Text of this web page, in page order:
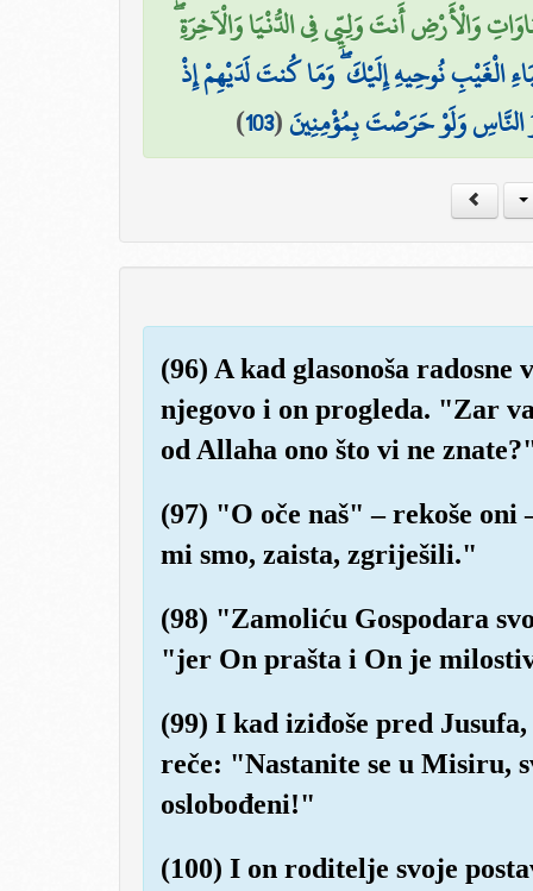
وَالْأَرْضِ أَنتَ وَلِيِّي فِي الدُّنْيَا وَالْآخِرَةِ
الْغَيْبِ نُوحِيهِ إِلَيْكَ ۖ وَمَا كُنتَ لَدَيْهِمْ إِذْ
وَلَوْ حَرَصْتَ بِمُؤْمِنِينَ(
103
)
(96) A kad glasonoša
njegovo i on progleda. "Zar
od Allaha ono što vi ne
(97) "O oče naš" – rekoše
mi smo, zaista, zgriješili."
(98) "Zamoliću Gospodara
"jer On prašta i On je
(99) I kad iziđoše pred
reče: "Nastanite se u Misiru,
oslobođeni!"
(100) I on roditelje svoje